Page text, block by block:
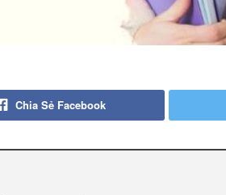
Chia Sẻ Facebook